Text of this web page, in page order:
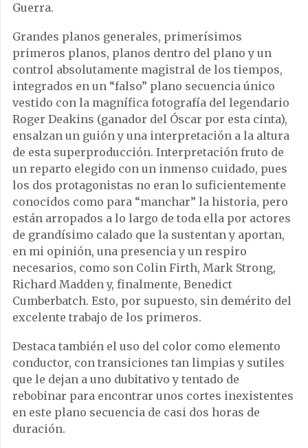
Guerra.
Grandes planos generales, primerísimos
primeros planos, planos dentro del plano y un
control absolutamente magistral de los tiempos,
integrados en un “falso” plano secuencia único
vestido con la magnífica fotografía del legendario
Roger Deakins (ganador del Óscar por esta cinta),
ensalzan un guión y una interpretación a la altura
de esta superproducción. Interpretación fruto de
un reparto elegido con un inmenso cuidado, pues
los dos protagonistas no eran lo suficientemente
conocidos como para “manchar” la historia, pero
están arropados a lo largo de toda ella por actores
de grandísimo calado que la sustentan y aportan,
en mi opinión, una presencia y un respiro
necesarios, como son Colin Firth, Mark Strong,
Richard Madden y, finalmente, Benedict
Cumberbatch. Esto, por supuesto, sin demérito del
excelente trabajo de los primeros.
Destaca también el uso del color como elemento
conductor, con transiciones tan limpias y sutiles
que le dejan a uno dubitativo y tentado de
rebobinar para encontrar unos cortes inexistentes
en este plano secuencia de casi dos horas de
duración.